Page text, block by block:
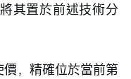
其置於前述技術分
，精確位於當前第